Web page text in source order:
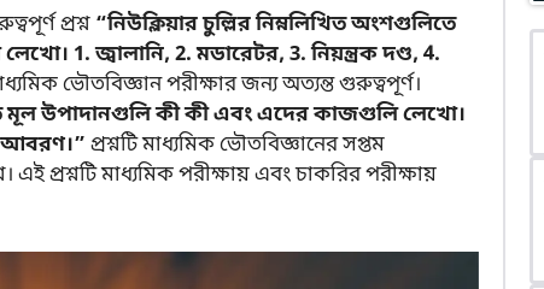
প্রশ্ন “নিউক্লিয়ার চুল্লির নিম্নলিখিত অংশগুলিতে
1. জ্বালানি, 2. মডারেটর, 3. নিয়ন্ত্রক দণ্ড, 4.
ভৌতবিজ্ঞান পরীক্ষার জন্য অত্যন্ত গুরুত্বপূর্ণ।
মূল উপাদানগুলি কী কী এবং এদের কাজগুলি লেখো।
আবরণ।” প্রশ্নটি মাধ্যমিক ভৌতবিজ্ঞানের সপ্তম
এই প্রশ্নটি মাধ্যমিক পরীক্ষায় এবং চাকরির পরীক্ষায়